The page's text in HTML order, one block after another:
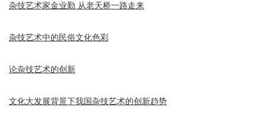
杂技艺术家金业勤 从老天桥一路走来
杂技艺术中的民俗文化色彩
论杂技艺术的创新
文化大发展背景下我国杂技艺术的创新趋势